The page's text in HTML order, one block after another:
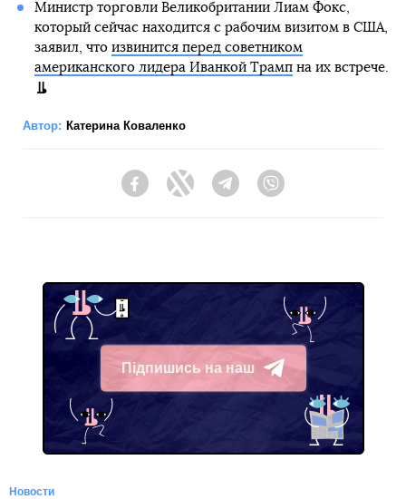
Министр торговли Великобритании Лиам Фокс,
который сейчас находится с рабочим визитом в США,
заявил, что извинится перед советником
американского лидера Иванкой Трампна их встрече.
Автор: Катерина Коваленко
FacebookTwitter Telegram
Підпишись на наш
Telegram
Новости